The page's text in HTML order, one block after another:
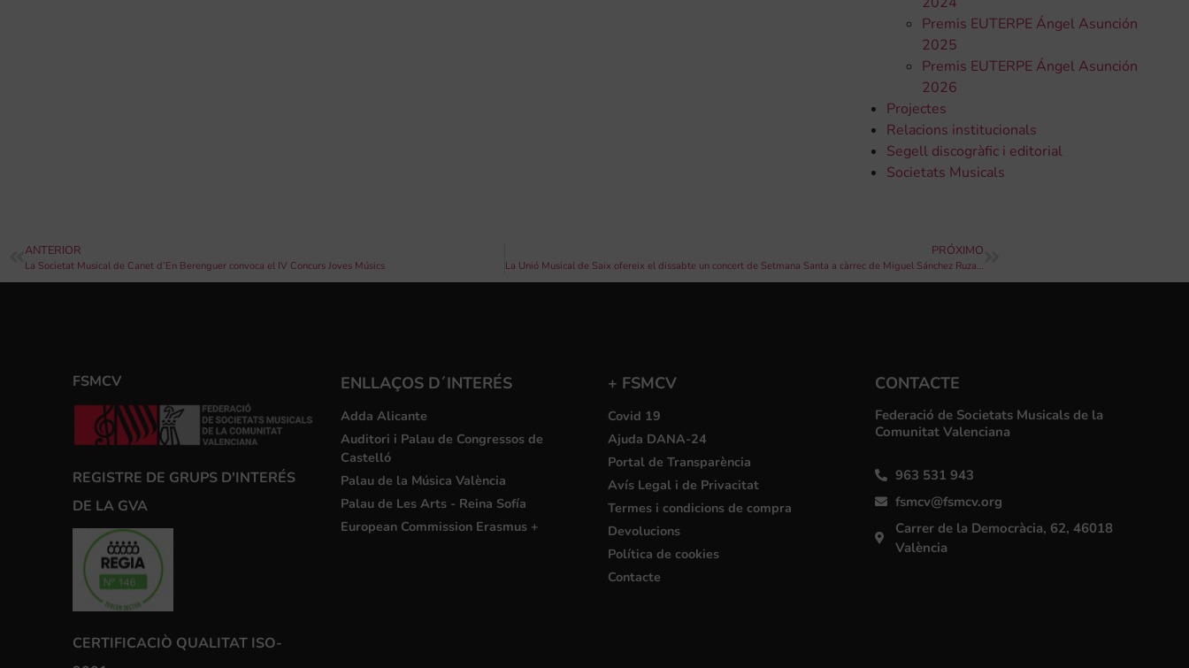
Premis EUTERPE Ángel Asunción
2025
Premis EUTERPE Ángel Asunción
2026
Projectes
Relacions institucionals
Segell discogràfic i editorial
Societats Musicals
ANTERIOR
La Societat Musical de Canet d’En Berenguer convoca el IV Concurs Joves Músics
PRÓXIMO
La Unió Musical de Saix ofereix el dissabte un concert de Setmana Santa a càrrec de Miguel Sánchez Ruzafa
FSMCV
REGISTRE DE GRUPS D'INTERÉS
DE LA GVA
CERTIFICACIÒ QUALITAT ISO-
ENLLAÇOS D´INTERÉS
Adda Alicante
Auditori i Palau de Congressos de
Castelló
Palau de la Música València
Palau de Les Arts - Reina Sofía
European Commission Erasmus +
+ FSMCV
Covid 19
Ajuda DANA-24
Portal de Transparència
Avís Legal i de Privacitat
Termes i condicions de compra
Devolucions
Política de cookies
Contacte
CONTACTE
Federació de Societats Musicals de la
Comunitat Valenciana
963 531 943
fsmcv@fsmcv.org
Carrer de la Democràcia, 62, 46018
València